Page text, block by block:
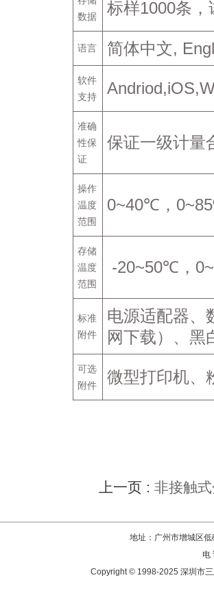
数据
标样1000条，
语言 简体中文,
软件
支持
准确
性保
证
保证一级计量
操作
温度
范围
0~40℃，
存储
温度
范围
-20~50℃，
标准
附件
电源适配器、
网下载）、黑
可选
附件
微型打印机、
上一页 : 非接触
地址：广州市增城区
电
Copyright © 1998-2025 深圳市